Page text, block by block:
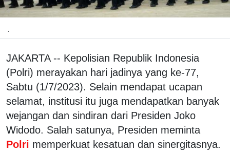
.
JAKARTA -- Kepolisian Republik Indonesia
(Polri) merayakan hari jadinya yang ke-77,
Sabtu (1/7/2023). Selain mendapat ucapan
selamat, institusi itu juga mendapatkan banyak
wejangan dan sindiran dari Presiden Joko
Widodo. Salah satunya, Presiden meminta
Polri memperkuat kesatuan dan sinergitasnya.